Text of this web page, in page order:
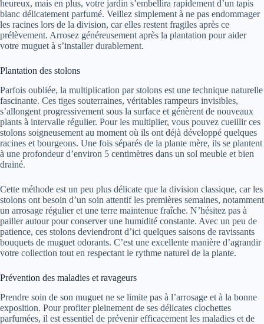
heureux, mais en plus, votre jardin s’embellira rapidement d’un tapis
blanc délicatement parfumé. Veillez simplement à ne pas endommager
les racines lors de la division, car elles restent fragiles après ce
prélèvement. Arrosez généreusement après la plantation pour aider
votre muguet à s’installer durablement.
Plantation des stolons
Parfois oubliée, la multiplication par stolons est une technique naturelle
fascinante. Ces tiges souterraines, véritables rampeurs invisibles,
s’allongent progressivement sous la surface et génèrent de nouveaux
plants à intervalle régulier. Pour les multiplier, vous pouvez cueillir ces
stolons soigneusement au moment où ils ont déjà développé quelques
racines et bourgeons. Une fois séparés de la plante mère, ils se plantent
à une profondeur d’environ 5 centimètres dans un sol meuble et bien
drainé.
Cette méthode est un peu plus délicate que la division classique, car les
stolons ont besoin d’un soin attentif les premières semaines, notamment
un arrosage régulier et une terre maintenue fraîche. N’hésitez pas à
pailler autour pour conserver une humidité constante. Avec un peu de
patience, ces stolons deviendront d’ici quelques saisons de ravissants
bouquets de muguet odorants. C’est une excellente manière d’agrandir
votre collection tout en respectant le rythme naturel de la plante.
Prévention des maladies et ravageurs
Prendre soin de son muguet ne se limite pas à l’arrosage et à la bonne
exposition. Pour profiter pleinement de ses délicates clochettes
parfumées, il est essentiel de prévenir efficacement les maladies et de